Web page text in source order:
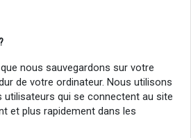
nous sauvegardons sur votre
de votre ordinateur. Nous utilisons
utilisateurs qui se connectent au site
et plus rapidement dans les